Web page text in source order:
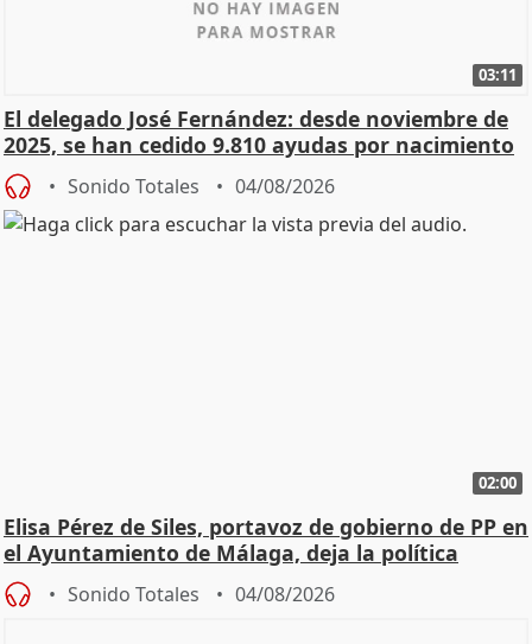
03:11
El delegado José Fernández: desde noviembre de
2025, se han cedido 9.810 ayudas por nacimiento
Sonido Totales 04/08/2026
02:00
Elisa Pérez de Siles, portavoz de gobierno de PP en
el Ayuntamiento de Málaga, deja la política
Sonido Totales 04/08/2026